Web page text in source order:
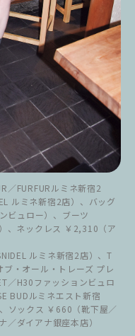
／FURFURルミネ新宿2
ルミネ新宿2店）、バッグ
ビュロー）、ブーツ
、ネックレス ￥2,310（ア
ルミネ新宿2店）、T
・オール・トレーズ プレ
／H30ファッションビュロ
BUDルミネエスト新宿
ソックス ￥660（靴下屋／
ダイアナ銀座本店）